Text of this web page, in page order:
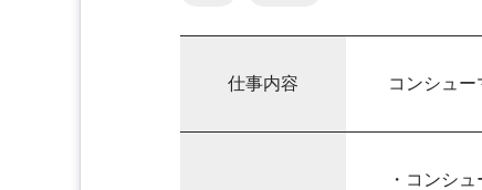
仕事内容 コンシュ
・コンシ